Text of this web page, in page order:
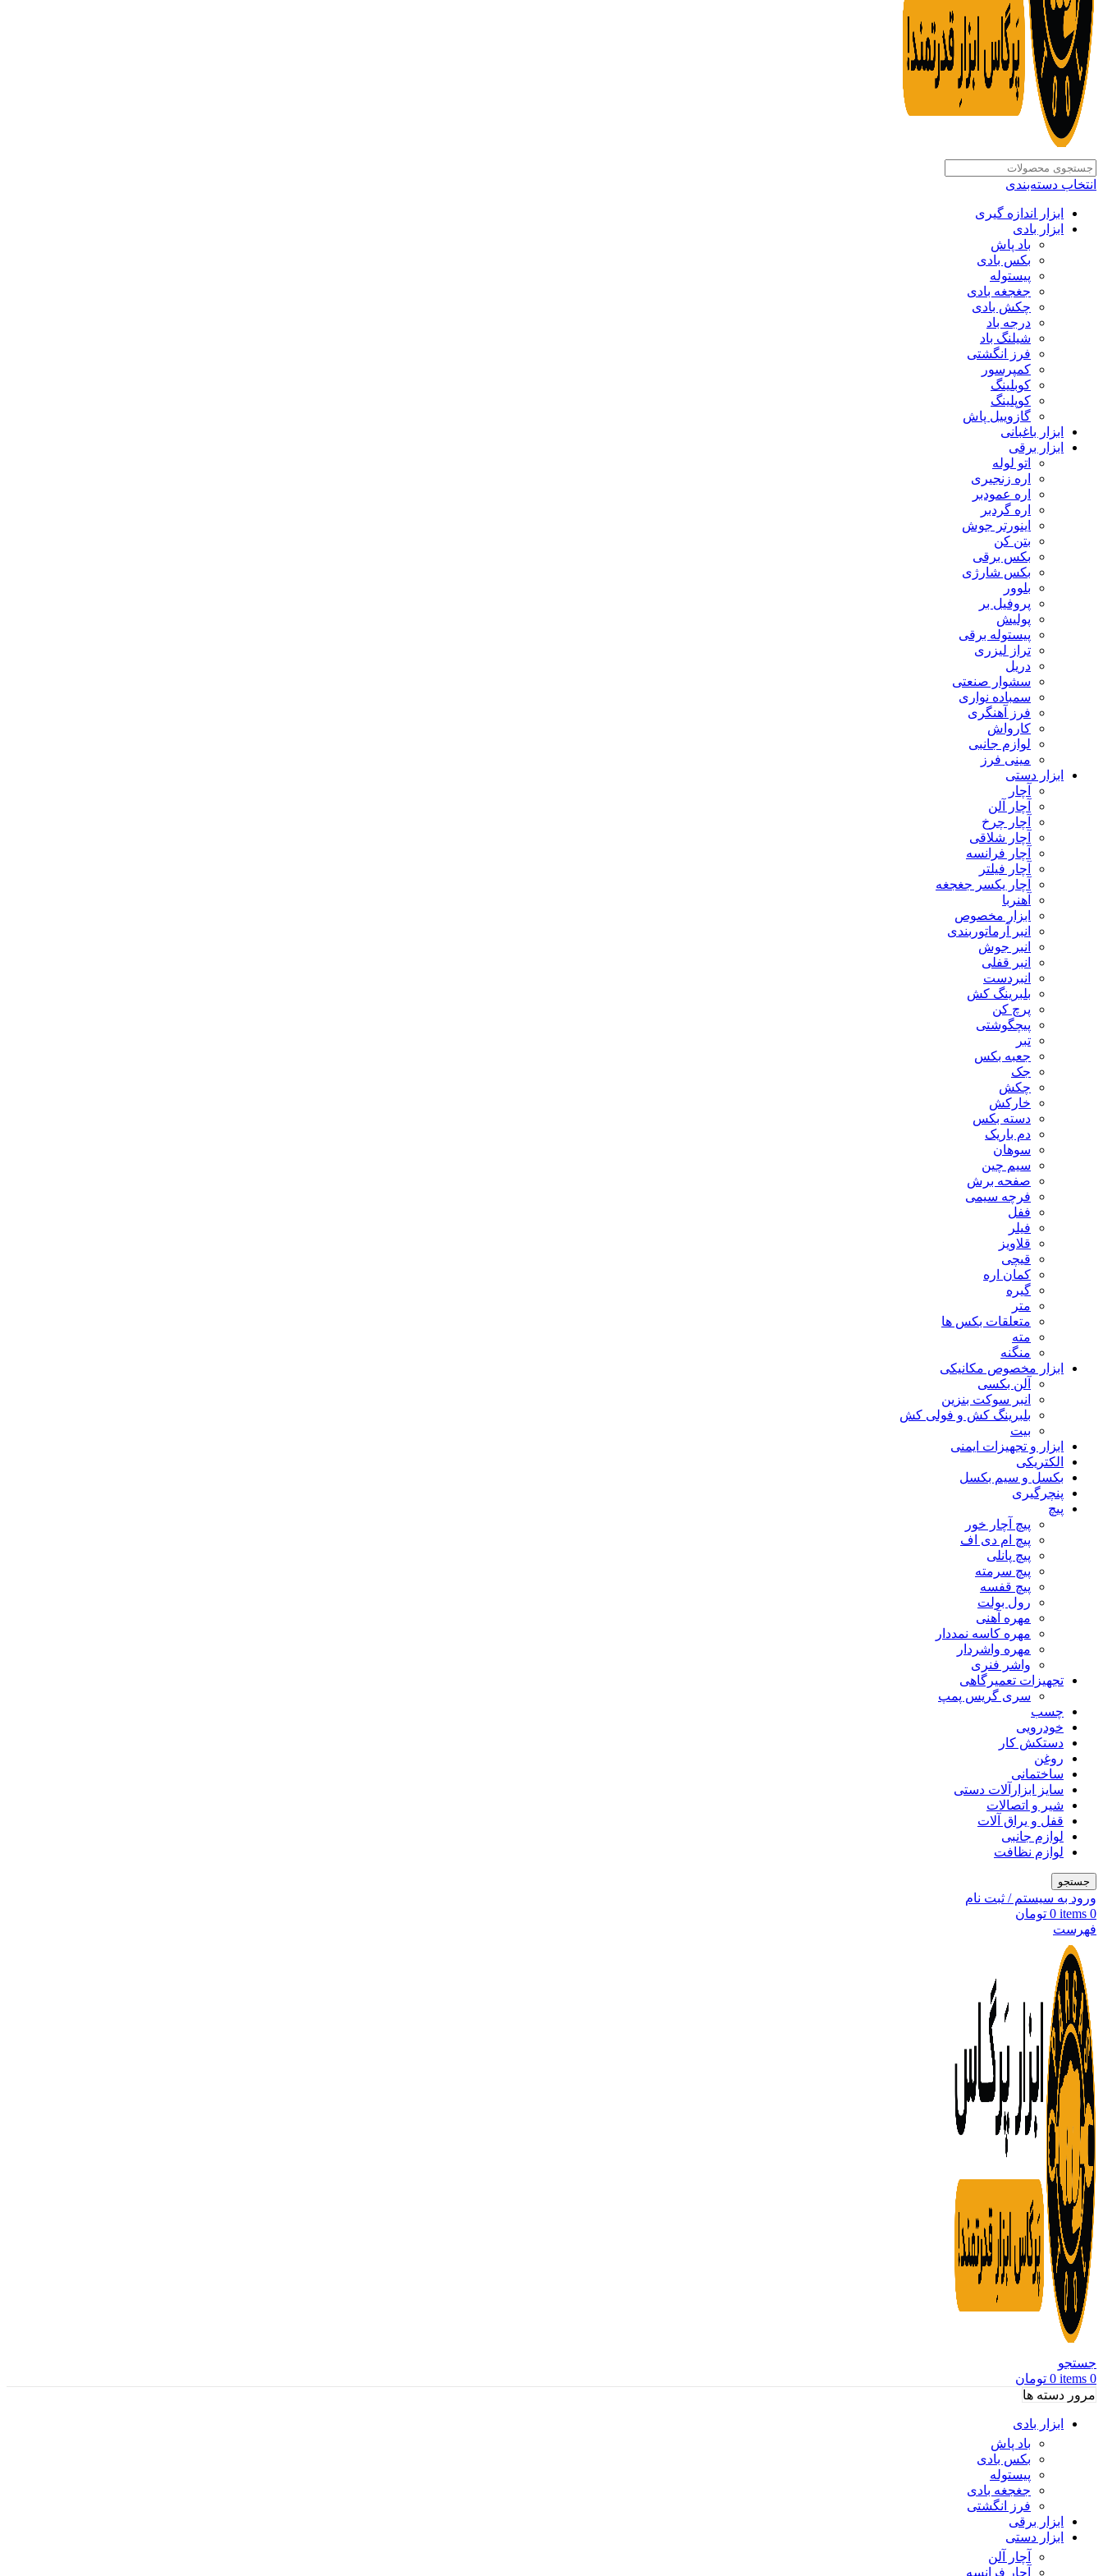
انتخاب دسته‌بندی
ابزار اندازه گیری
ابزار بادی
باد پاش
بکس بادی
پیستوله
جغجغه بادی
چکش بادی
درجه باد
شیلنگ باد
فرز انگشتی
کمپرسور
کوبلینگ
کوپلینگ
گازوییل پاش
ابزار باغبانی
ابزار برقی
اتو لوله
اره زنجیری
اره عمودبر
اره گردبر
اینورتر جوش
بتن کن
بکس برقی
بکس شارژی
بلوور
پروفیل بر
پولیش
پیستوله برقی
تراز لیزری
دریل
سشوار صنعتی
سمباده نواری
فرز آهنگری
کارواش
لوازم جانبی
مینی فرز
ابزار دستی
آچار
آچار آلن
آچار چرخ
آچار شلاقی
آچار فرانسه
آچار فیلتر
آچار یکسر جغجغه
آهنربا
ابزار مخصوص
انبر آرماتوربندی
انبر جوش
انبر قفلی
انبردست
بلبرینگ کش
پرچ کن
پیچگوشتی
تبر
جعبه بکس
جک
چکش
خارکش
دسته بکس
دم باریک
سوهان
سیم چین
صفحه برش
فرچه سیمی
ففل
فیلر
قلاویز
قیچی
کمان اره
گیره
متر
متعلقات بکس ها
مته
منگنه
ابزار مخصوص مکانیکی
آلن بکسی
انبر سوکت بنزین
بلبرینگ کش و فولی کش
بیت
ابزار و تجهیزات ایمنی
الکتریکی
بکسل و سیم بکسل
پنچرگیری
پیچ
پیچ آچار خور
پیچ ام دی اف
پیچ پانلی
پیچ سرمته
پیچ قفسه
رول بولت
مهره آهنی
مهره کاسه نمددار
مهره واشردار
واشر فنری
تجهیزات تعمیرگاهی
سری گریس پمپ
چسب
خودرویی
دستکش کار
روغن
ساختمانی
سایز ابزارآلات دستی
شیر و اتصالات
قفل و یراق آلات
لوازم جانبی
لوازم نظافت
جستجو
ورود به سیستم / ثبت نام
0
items
0 تومان
فهرست
جستجو
0
items
0 تومان
مرور دسته ها
ابزار بادی
باد پاش
بکس بادی
پیستوله
جغجغه بادی
فرز انگشتی
ابزار برقی
ابزار دستی
آچار آلن
آچار فرانسه